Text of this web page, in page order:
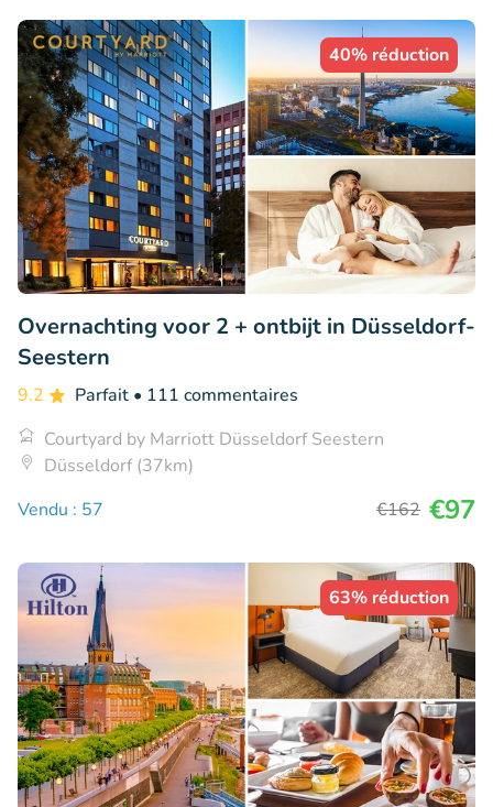
40% réduction
Overnachting voor 2 + ontbijt in Düsseldorf-
Seestern
9.2 Parfait • 111 commentaires
Courtyard by Marriott Düsseldorf Seestern
Düsseldorf (37km)
Vendu : 57
€162 €97
63% réduction